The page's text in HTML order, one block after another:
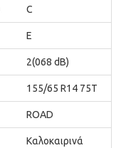
C
E
2(068 dB)
155/65 R14 75T
ROAD
Καλοκαιρινά